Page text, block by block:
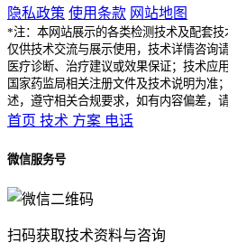
隐私政策 使用条款 网站地图
*注：本网站展示的各类检测技术及配套技
仅供技术交流与展示使用，技术详情咨询
医疗诊断、治疗建议或效果保证；技术应
国家药监局相关注册文件及技术说明为准
述，遵守相关合规要求，如有内容偏差，
首页 技术 方案 电话
微信服务号
扫码获取技术资料与咨询